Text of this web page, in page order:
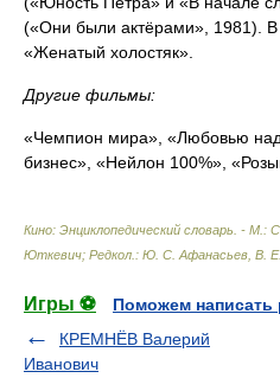
(«Они были актёрами», 1981).
«Женатый холостяк».
Другие фильмы:
«Чемпион мира», «Любовью
бизнес», «Нейлон 100%»,
Кино: Энциклопедический словарь. - М.:
Юткевич; Редкол.: Ю. С. Афанасьев, В.
Игры ⚽
Поможем написать
КРЕМНЁВ Валерий
Иванович